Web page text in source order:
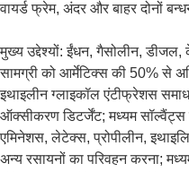
वायर्ड फ्रेम, अंदर और बाहर दोनों
मुख्य उद्देश्यों: ईंधन, गैसोलीन,
सामग्री को आर्मेटिक्स की 50% से
इथाइलीन ग्लाइकॉल एंटीफ्रेशस
ऑक्सीकरण डिटर्जेंट; मध्यम
एमिनेशस, लेटेक्स, प्रोपीलीन,
अन्य रसायनों का परिवहन करना;